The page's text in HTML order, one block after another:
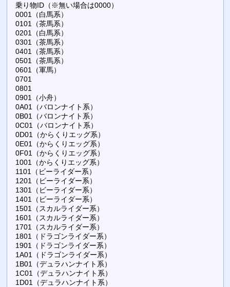
乗り物ID（※無い場合は0000）
0001（白馬系）
0101（茶馬系）
0201（白馬系）
0301（茶馬系）
0401（茶馬系）
0501（茶馬系）
0601（軍馬）
0701
0801
0901（小舟）
0A01（バロンナイト系）
0B01（バロンナイト系）
0C01（バロンナイト系）
0D01（からくりエッグ系）
0E01（からくりエッグ系）
0F01（からくりエッグ系）
1001（からくりエッグ系）
1101（ビーライダー系）
1201（ビーライダー系）
1301（ビーライダー系）
1401（ビーライダー系）
1501（スカルライダー系）
1601（スカルライダー系）
1701（スカルライダー系）
1801（ドラゴンライダー系）
1901（ドラゴンライダー系）
1A01（ドラゴンライダー系）
1B01（デュラハンナイト系）
1C01（デュラハンナイト系）
1D01（デュラハンナイト系）